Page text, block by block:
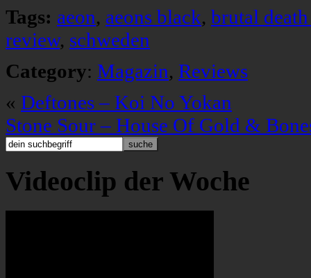
Tags: aeon, aeons black, brutal
review, schweden
Category: Magazin, Reviews
« Deftones – Koi No Yokan
Stone Sour – House Of Gold &
Videoclip der Woche